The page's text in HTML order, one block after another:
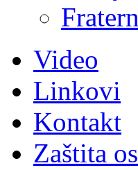
Video
Linkovi
Kontakt
Zaštita